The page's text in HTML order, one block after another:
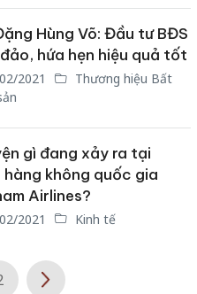
Hùng Võ: Đầu tư BĐS
hứa hẹn hiệu quả tốt
2021
Thương hiệu Bất
gì đang xảy ra tại
hàng không quốc gia
Airlines?
2021 Kinh tế